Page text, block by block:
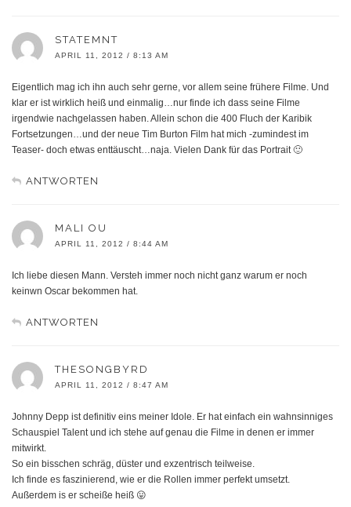
STATEMNT
APRIL 11, 2012 / 8:13 AM
Eigentlich mag ich ihn auch sehr gerne, vor allem seine frühere Filme. Und
klar er ist wirklich heiß und einmalig…nur finde ich dass seine Filme
irgendwie nachgelassen haben. Allein schon die 400 Fluch der Karibik
Fortsetzungen…und der neue Tim Burton Film hat mich -zumindest im
Teaser- doch etwas enttäuscht…naja. Vielen Dank für das Portrait 🙂
ANTWORTEN
MALI OU
APRIL 11, 2012 / 8:44 AM
Ich liebe diesen Mann. Versteh immer noch nicht ganz warum er noch
keinwn Oscar bekommen hat.
ANTWORTEN
THESONGBYRD
APRIL 11, 2012 / 8:47 AM
Johnny Depp ist definitiv eins meiner Idole. Er hat einfach ein wahnsinniges
Schauspiel Talent und ich stehe auf genau die Filme in denen er immer
mitwirkt.
So ein bisschen schräg, düster und exzentrisch teilweise.
Ich finde es faszinierend, wie er die Rollen immer perfekt umsetzt.
Außerdem is er scheiße heiß 😛